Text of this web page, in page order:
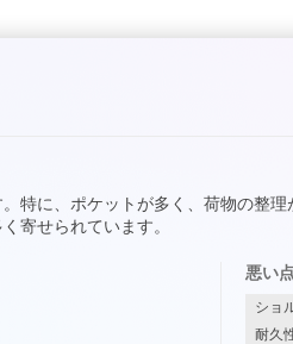
特に、ポケットが多く、荷物の整
寄せられています。
悪い
ショ
耐久